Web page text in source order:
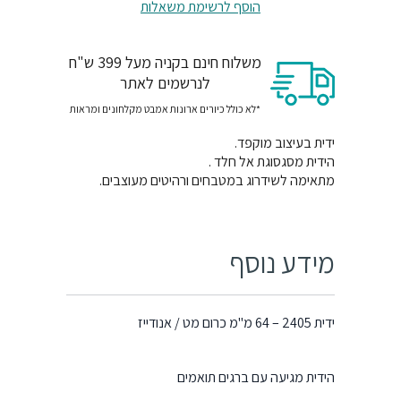
הוסף לרשימת משאלות
משלוח חינם בקניה מעל 399 ש"ח
לנרשמים לאתר
*לא כולל כיורים ארונות אמבט מקלחונים ומראות
ידית בעיצוב מוקפד.
הידית מסגסוגת אל חלד .
מתאימה לשידרוג במטבחים ורהיטים מעוצבים.
מידע נוסף
ידית 2405 – 64 מ"מ כרום מט / אנודייז
הידית מגיעה עם ברגים תואמים